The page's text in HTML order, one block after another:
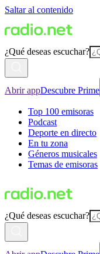
Saltar al contenido
¿Qué deseas escuchar?
Abrir appDescubre Prime
Top 100 emisoras
Podcast
Deporte en directo
En tu zona
Géneros musicales
Temas de emisoras
¿Qué deseas escuchar?